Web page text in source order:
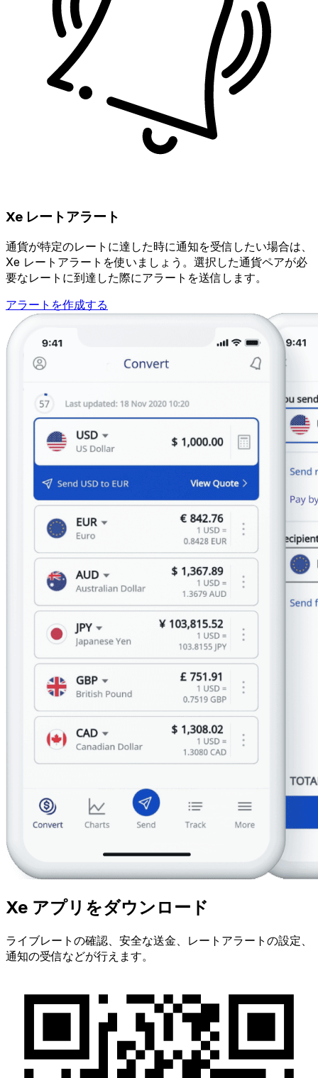
Xe レートアラート
通貨が特定のレートに達した時に通知を受信したい場合は、
Xe レートアラートを使いましょう。選択した通貨ペアが必
要なレートに到達した際にアラートを送信します。
アラートを作成する
Xe アプリをダウンロード
ライブレートの確認、安全な送金、レートアラートの設定、
通知の受信などが行えます。